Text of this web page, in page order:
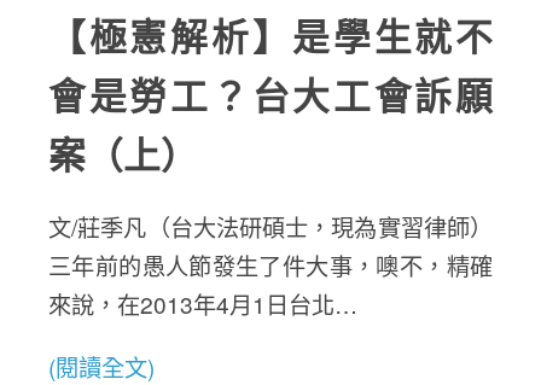
【極憲解析】是學生就不
會是勞工？台大工會訴願
案（上）
文/莊季凡（台大法研碩士，現為實習律師）
三年前的愚人節發生了件大事，噢不，精確
來說，在2013年4月1日台北…
(閱讀全文)